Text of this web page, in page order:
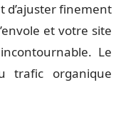
d’ajuster finement
et votre site
Le
trafic organique